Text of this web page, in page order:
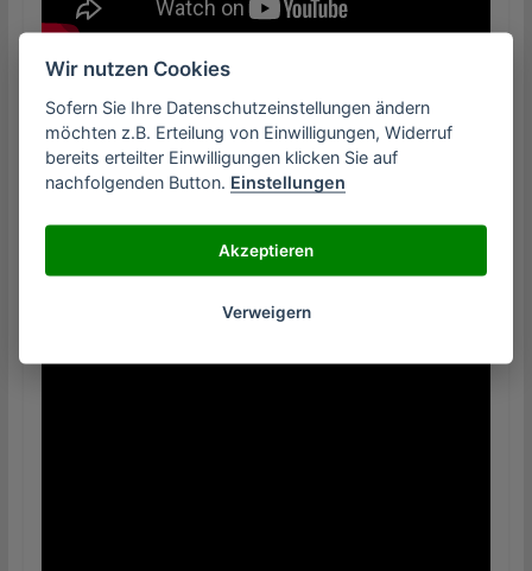
Wir nutzen Cookies
Sofern Sie Ihre Datenschutzeinstellungen ändern
möchten z.B. Erteilung von Einwilligungen, Widerruf
bereits erteilter Einwilligungen klicken Sie auf
nachfolgenden Button. Einstellungen
Akzeptieren
Verweigern